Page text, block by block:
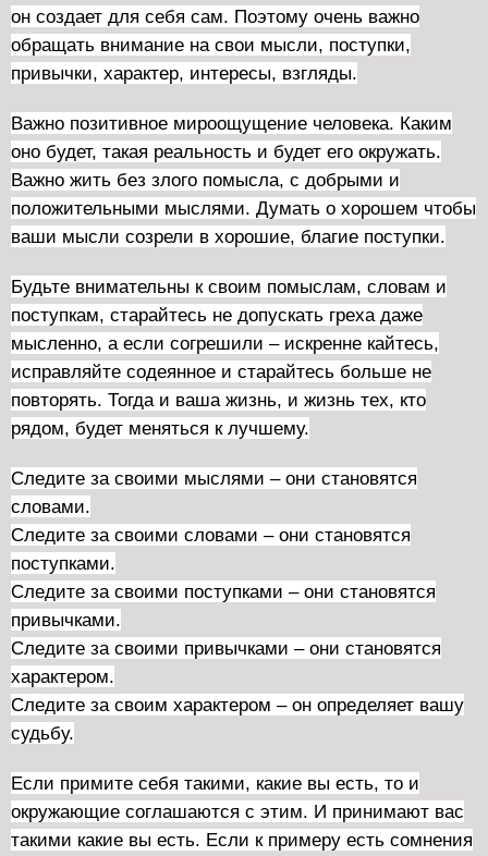
он создает для себя сам. Поэтому очень важно
обращать внимание на свои мысли, поступки,
привычки, характер, интересы, взгляды.
Важно позитивное мироощущение человека. Каким
оно будет, такая реальность и будет его окружать.
Важно жить без злого помысла, с добрыми и
положительными мыслями. Думать о хорошем чтобы
ваши мысли созрели в хорошие, благие поступки.
Будьте внимательны к своим помыслам, словам и
поступкам, старайтесь не допускать греха даже
мысленно, а если согрешили – искренне кайтесь,
исправляйте содеянное и старайтесь больше не
повторять. Тогда и ваша жизнь, и жизнь тех, кто
рядом, будет меняться к лучшему.
Следите за своими мыслями – они становятся
словами.
Следите за своими словами – они становятся
поступками.
Следите за своими поступками – они становятся
привычками.
Следите за своими привычками – они становятся
характером.
Следите за своим характером – он определяет вашу
судьбу.
Если примите себя такими, какие вы есть, то и
окружающие соглашаются с этим. И принимают вас
такими какие вы есть. Если к примеру есть сомнения